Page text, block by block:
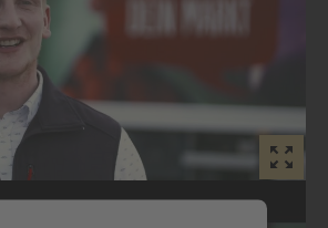
und stimmen Sie der Nutzung
zu, um dieses Video
anzusehen.
Informationen
Akzeptieren